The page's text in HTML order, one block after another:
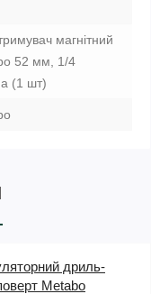
магнітний
52 мм, 1/4
(1 шт)
дриль-
Metabo